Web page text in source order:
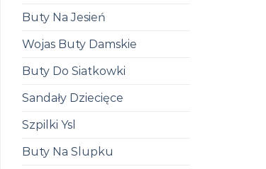
Buty Na Jesień
Wojas Buty Damskie
Buty Do Siatkowki
Sandały Dziecięce
Szpilki Ysl
Buty Na Slupku